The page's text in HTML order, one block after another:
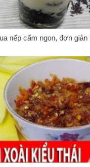
nếp cẩm ngon, đơn giản